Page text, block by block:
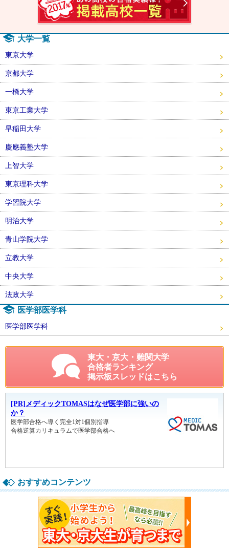
大学一覧
東京大学
京都大学
一橋大学
東京工業大学
早稲田大学
慶應義塾大学
上智大学
東京理科大学
学習院大学
明治大学
青山学院大学
立教大学
中央大学
法政大学
医学部医学科
医学部医学科
東大・京大・難関大学
合格者ランキング
掲示板スレッドはこちら
おすすめコンテンツ